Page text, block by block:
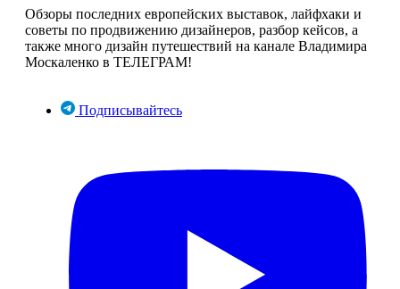
Обзоры последних европейских выставок, лайфхаки и
советы по продвижению дизайнеров, разбор кейсов, а
также много дизайн путешествий на канале Владимира
Москаленко в ТЕЛЕГРАМ!
Подписывайтесь